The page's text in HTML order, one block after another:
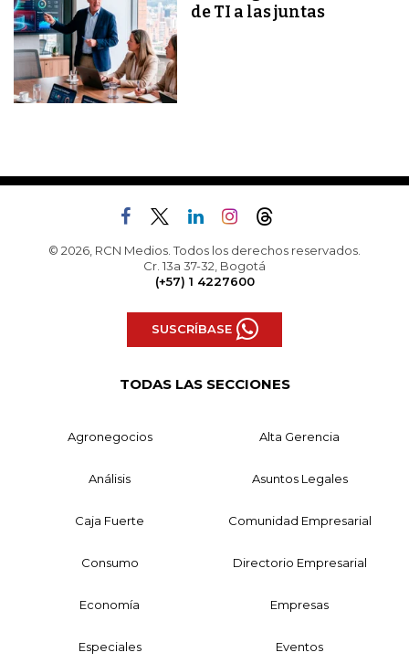
de TI a las juntas
© 2026, RCN Medios. Todos los derechos reservados.
Cr. 13a 37-32, Bogotá
(+57) 1 4227600
SUSCRÍBASE
TODAS LAS SECCIONES
Agronegocios Alta Gerencia
Análisis Asuntos Legales
Caja Fuerte Comunidad Empresarial
Consumo Directorio Empresarial
Economía Empresas
Especiales Eventos